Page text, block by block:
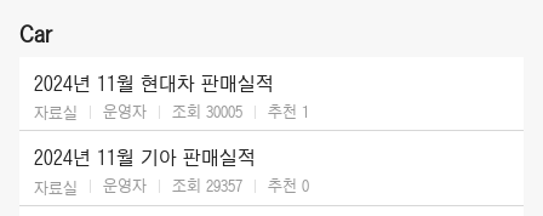
Car
2024년 11월 현대차 판매실적
자료실 운영자 조회 30005 추천 1
2024년 11월 기아 판매실적
자료실 운영자 조회 29357 추천 0